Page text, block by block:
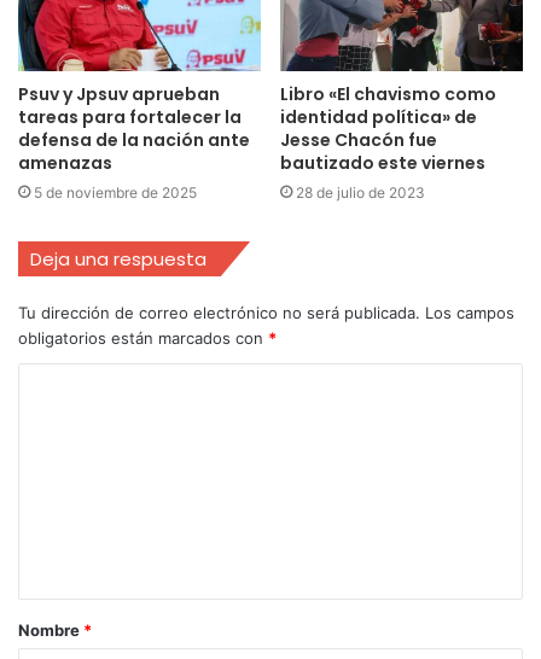
Psuv y Jpsuv aprueban
tareas para fortalecer la
defensa de la nación ante
amenazas
5 de noviembre de 2025
Libro «El chavismo como
identidad política» de
Jesse Chacón fue
bautizado este viernes
28 de julio de 2023
Deja una respuesta
Tu dirección de correo electrónico no será publicada. Los campos
obligatorios están marcados con *
Nombre *